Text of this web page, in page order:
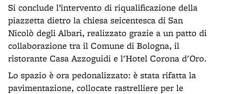
Si conclude l’intervento di riqualificazione della
piazzetta dietro la chiesa seicentesca di San
Nicolò degli Albari, realizzato grazie a un patto di
collaborazione tra il Comune di Bologna, il
ristorante Casa Azzoguidi e l'Hotel Corona d'Oro.
Lo spazio è ora pedonalizzato: è stata rifatta la
pavimentazione, collocate rastrelliere per le